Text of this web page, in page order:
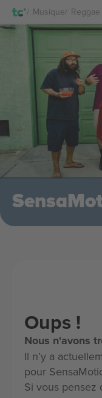
Musique
Oups !
Nous n'avons
Il n’y a
pour
Si vous pensez